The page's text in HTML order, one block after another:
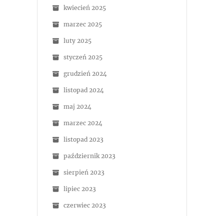
kwiecień 2025
marzec 2025
luty 2025
styczeń 2025
grudzień 2024
listopad 2024
maj 2024
marzec 2024
listopad 2023
październik 2023
sierpień 2023
lipiec 2023
czerwiec 2023